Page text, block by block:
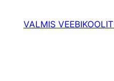
VALMIS